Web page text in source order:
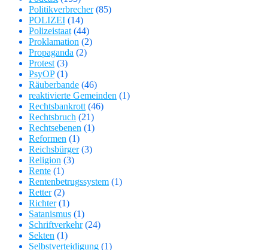
Politikverbrecher(85)
POLIZEI (14)
Polizeistaat (44)
Proklamation (2)
Propaganda (2)
Protest (3)
PsyOP(1)
Räuberbande (46)
reaktivierte Gemeinden (1)
Rechtsbankrott (46)
Rechtsbruch (21)
Rechtsebenen (1)
Reformen (1)
Reichsbürger(3)
Religion (3)
Rente (1)
Rentenbetrugssystem (1)
Retter(2)
Richter(1)
Satanismus (1)
Schriftverkehr(24)
Sekten (1)
Selbstverteidigung (1)